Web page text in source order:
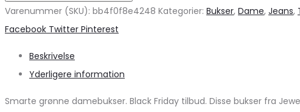
–
Must-
Varenummer (SKU): bb4f0f8e4248 Kategorier: Bukser, Dame, Jeans,
Share
Facebook Twitter Pinterest
Beskrivelse
Yderligere information
Smarte grønne damebukser. Black Friday tilbud. Disse bukser fra